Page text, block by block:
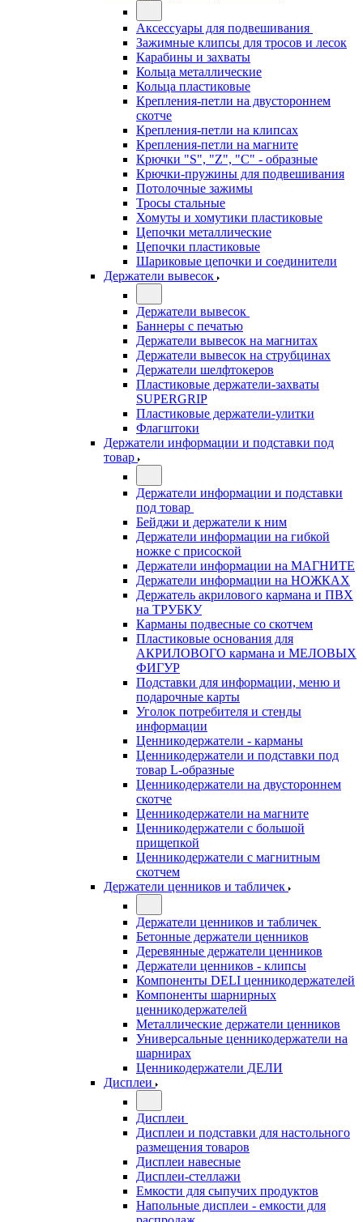
Аксессуары для подвешивания
Зажимные клипсы для тросов и лесок
Карабины и захваты
Кольца металлические
Кольца пластиковые
Крепления-петли на двустороннем
скотче
Крепления-петли на клипсах
Крепления-петли на магните
Крючки "S", "Z", "C" - образные
Крючки-пружины для подвешивания
Потолочные зажимы
Тросы стальные
Хомуты и хомутики пластиковые
Цепочки металлические
Цепочки пластиковые
Шариковые цепочки и соединители
Держатели вывесок
Держатели вывесок
Баннеры с печатью
Держатели вывесок на магнитах
Держатели вывесок на струбцинах
Держатели шелфтокеров
Пластиковые держатели-захваты
SUPERGRIP
Пластиковые держатели-улитки
Флагштоки
Держатели информации и подставки под
товар
Держатели информации и подставки
под товар
Бейджи и держатели к ним
Держатели информации на гибкой
ножке с присоской
Держатели информации на МАГНИТЕ
Держатели информации на НОЖКАХ
Держатель акрилового кармана и ПВХ
на ТРУБКУ
Карманы подвесные со скотчем
Пластиковые основания для
АКРИЛОВОГО кармана и МЕЛОВЫХ
ФИГУР
Подставки для информации, меню и
подарочные карты
Уголок потребителя и стенды
информации
Ценникодержатели - карманы
Ценникодержатели и подставки под
товар L-образные
Ценникодержатели на двустороннем
скотче
Ценникодержатели на магните
Ценникодержатели с большой
прищепкой
Ценникодержатели с магнитным
скотчем
Держатели ценников и табличек
Держатели ценников и табличек
Бетонные держатели ценников
Деревянные держатели ценников
Держатели ценников - клипсы
Компоненты DELI ценникодержателей
Компоненты шарнирных
ценникодержателей
Металлические держатели ценников
Универсальные ценникодержатели на
шарнирах
Ценникодержатели ДЕЛИ
Дисплеи
Дисплеи
Дисплеи и подставки для настольного
размещения товаров
Дисплеи навесные
Дисплеи-стеллажи
Емкости для сыпучих продуктов
Напольные дисплеи - емкости для